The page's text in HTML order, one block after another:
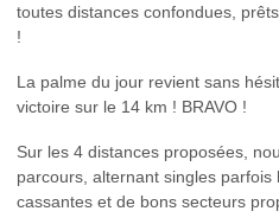
toutes distances confondues,
!
La palme du jour revient sans
victoire sur le 14 km ! BRAVO !
Sur les 4 distances proposées,
parcours, alternant singles parfois
cassantes et de bons secteurs